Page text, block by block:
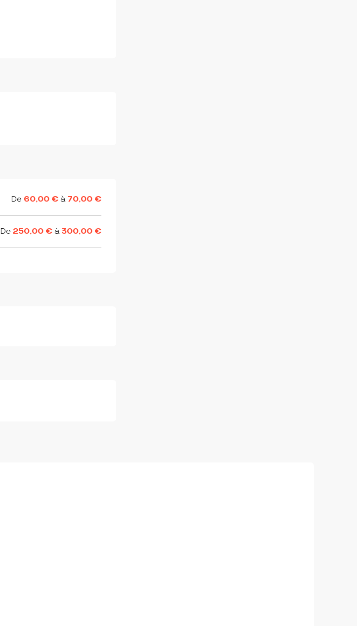
De 60,00 € à 70,00 €
De250,00 € à 300,00 €